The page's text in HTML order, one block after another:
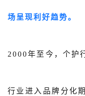
场呈现利好趋势。
2000年至今，个护
行业进入品牌分化